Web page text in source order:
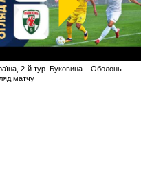
2-й тур. Буковина – Оболонь.
матчу